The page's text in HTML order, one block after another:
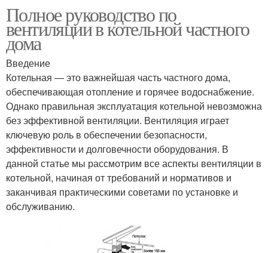
Полное руководство по
вентиляции в котельной частного
дома
Введение
Котельная — это важнейшая часть частного дома,
обеспечивающая отопление и горячее водоснабжение.
Однако правильная эксплуатация котельной невозможна
без эффективной вентиляции. Вентиляция играет
ключевую роль в обеспечении безопасности,
эффективности и долговечности оборудования. В
данной статье мы рассмотрим все аспекты вентиляции в
котельной, начиная от требований и нормативов и
заканчивая практическими советами по установке и
обслуживанию.